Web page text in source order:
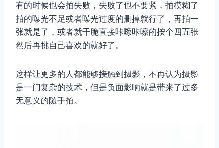
有的时候也会拍失败，失败了也不要紧，拍模糊了
拍的曝光不足或者曝光过度的删掉就行了，再拍一
张就是了，或者就干脆直接咔嚓咔嚓的按个四五张
然后再挑自己喜欢的就好了。
这样让更多的人都能够接触到摄影，不再认为摄影
是一门复杂的技术，但是负面影响就是带来了过多
无意义的随手拍。